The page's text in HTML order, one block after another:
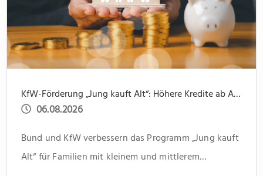
KfW-Förderung „Jung kauft Alt“: Höhere Kredite ab August 2026
06.08.2026
Bund und KfW verbessern das Programm „Jung kauft
Alt“ für Familien mit kleinem und mittlerem